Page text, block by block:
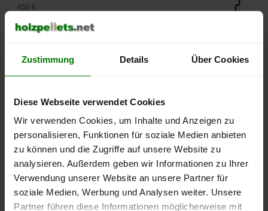
Zustimmung Details Über Cookies
Diese Webseite verwendet Cookies
Wir verwenden Cookies, um Inhalte und Anzeigen zu
personalisieren, Funktionen für soziale Medien anbieten
zu können und die Zugriffe auf unsere Website zu
analysieren. Außerdem geben wir Informationen zu Ihrer
Verwendung unserer Website an unsere Partner für
soziale Medien, Werbung und Analysen weiter. Unsere
Partner führen diese Informationen möglicherweise mit
lose Ware Sackware
September
2025
Januar
2026
Mai
2026
250 €
350 €
450 €
Die aktuelle Preisentwicklung für Holzpellets in Deutschland
können Sie jederzeit auf unsererPelletspreise-Seite
nachvollziehen.